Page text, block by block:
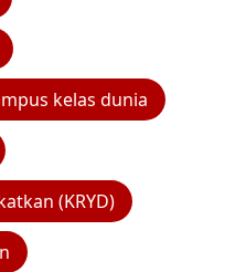
kelas dunia
(KRYD)